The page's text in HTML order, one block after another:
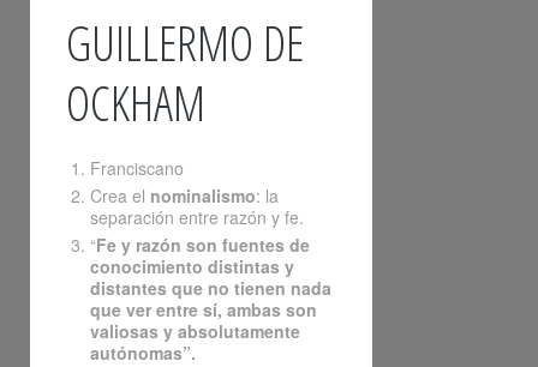
GUILLERMO DE
OCKHAM
Franciscano
Crea el nominalismo: la
separación entre razón y fe.
“Fe y razón son fuentes de
conocimiento distintas y
distantes que no tienen nada
que ver entre sí, ambas son
valiosas y absolutamente
autónomas”.